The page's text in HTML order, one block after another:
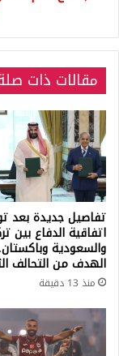
مقالات ذات
تفاصيل جديدة بعد
اتفاقية الدفاع بين
والسعودية
الهدف من التحالف
منذ 13 دقيقة